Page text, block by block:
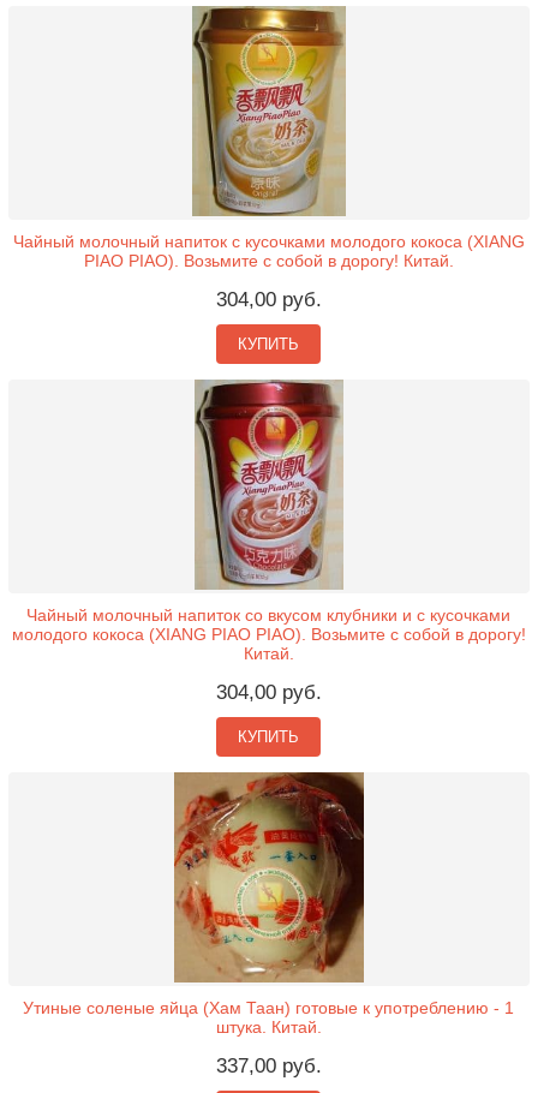
Чайный молочный напиток с кусочками молодого кокоса (XIANG
PIAO PIAO). Возьмите с собой в дорогу! Китай.
304,00 руб.
КУПИТЬ
Чайный молочный напиток со вкусом клубники и с кусочками
молодого кокоса (XIANG PIAO PIAO). Возьмите с собой в дорогу!
Китай.
304,00 руб.
КУПИТЬ
Утиные соленые яйца (Хам Таан) готовые к употреблению - 1
штука. Китай.
337,00 руб.